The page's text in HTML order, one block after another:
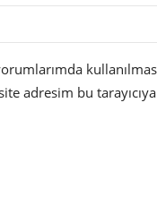
adresim bu